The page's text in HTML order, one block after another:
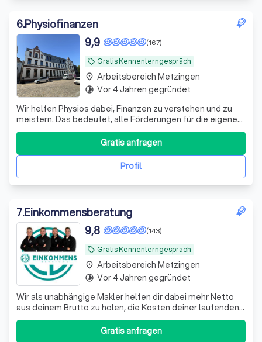
6.Physiofinanzen
local_offer Gratis Kennenlerngespräch
(167)
9,9
Wir helfen Physios dabei, Finanzen zu verstehen und zu
meistern. Das bedeutet, alle Förderungen für die eigene
Vorsorge und Absicherung richtig zu nutzen.
Profil
Gratis anfragen
place Arbeitsbereich Metzingen
timelapse Vor 4 Jahren gegründet
7.Einkommensberatung
local_offer Gratis Kennenlerngespräch
(143)
9,8
Wir als unabhängige Makler helfen dir dabei mehr Netto
aus deinem Brutto zu holen, die Kosten deiner laufenden
Verträge zu reduzieren und deine Rentenlücke zu
Gratis anfragen
place Arbeitsbereich Metzingen
timelapse Vor 4 Jahren gegründet